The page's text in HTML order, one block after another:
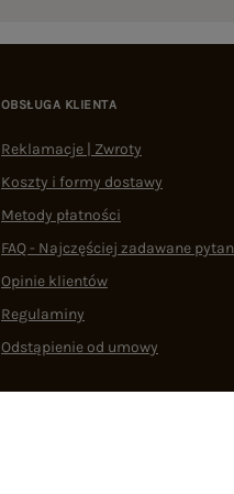
OBSŁUGA KLIENTA
Reklamacje | Zwroty
Koszty i formy dostawy
Metody płatności
FAQ - Najczęściej zadawane
Opinie klientów
Regulaminy
Odstąpienie od umowy